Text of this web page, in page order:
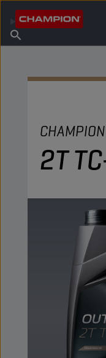
Sobre a Champion
Encontrar ponto de venda
CHAMPION
2T